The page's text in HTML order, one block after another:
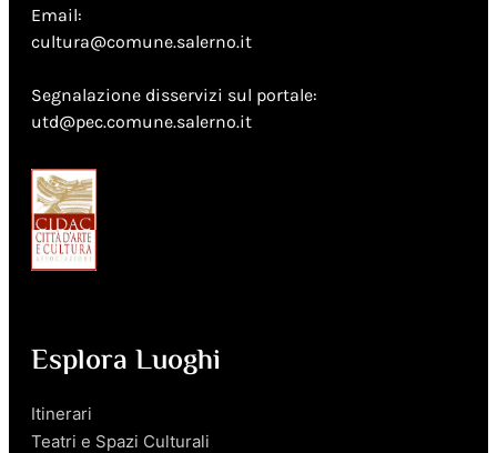
Email:
cultura@comune.salerno.it
Segnalazione disservizi sul portale:
utd@pec.comune.salerno.it
Esplora Luoghi
Itinerari
Teatri e Spazi Culturali